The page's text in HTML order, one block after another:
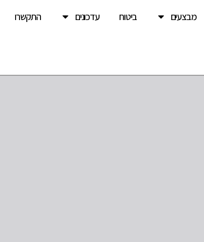
מבצעים ביטוח עדכונים התקשרו